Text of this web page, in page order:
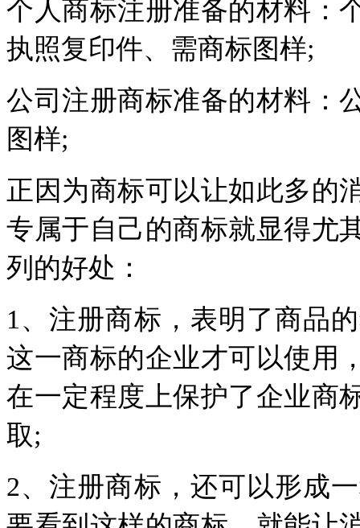
个人商标注册准备的材料：
执照复印件、需商标图样;
公司注册商标准备的材料：
图样;
正因为商标可以让如此多的
专属于自己的商标就显得尤
列的好处：
1、注册商标，表明了商品
这一商标的企业才可以使用
在一定程度上保护了企业商
取;
2、注册商标，还可以形成